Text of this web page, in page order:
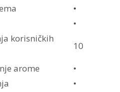
•
•
korisničkih
10
arome
•
•